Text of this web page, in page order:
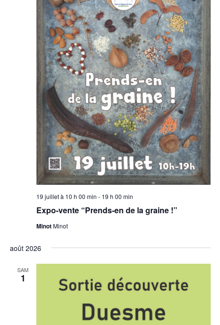
Expo-vente “Prends-en de la graine !”
19 juillet à 10 h 00 min - 19 h 00 min
MinotMinot
août 2026
SAM
1